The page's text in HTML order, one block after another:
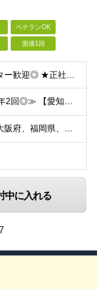
ベテランOK
面接1回
★未経験・第二新卒・フリーター歓迎◎ ★正社員登用制度あり ※顧客折衝のアルバイトまたは社員経験をお持ちの方（学生時代の経験でもOK） ※学歴不問 ～～こんな方を歓迎します～～ □安定した環境で働き
≪月収36万円も可能！／賞与年2回◎≫ 【愛知】★月収36.7万円も可能 月給32万7000円～＋賞与年2回＋各種手当 【大阪・兵庫・新潟】★月収34.7万円も可能 月給30万7000円～＋賞与年
☆新潟県、愛知県、兵庫県、大阪府、福岡県、大分県 ☆出社は月1回～週1回程度◎直行直帰OK！ ☆マイカー使用または社用車貸与あり アクセスのしやすさやあなたの希望を考慮し、配属先や担当店舗を決定しま
中に入れる